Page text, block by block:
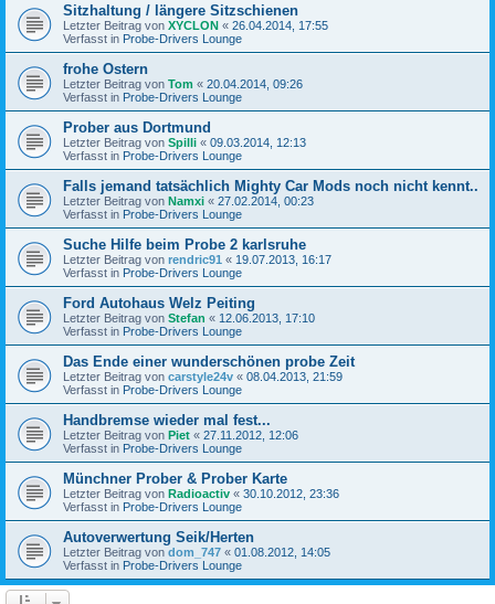
Sitzhaltung / längere Sitzschienen
Letzter Beitrag von XYCLON « 26.04.2014, 17:55
Verfasst in Probe-Drivers Lounge
frohe Ostern
Letzter Beitrag von Tom « 20.04.2014, 09:26
Verfasst in Probe-Drivers Lounge
Prober aus Dortmund
Letzter Beitrag von Spilli « 09.03.2014, 12:13
Verfasst in Probe-Drivers Lounge
Falls jemand tatsächlich Mighty Car Mods noch nicht kennt..
Letzter Beitrag von Namxi « 27.02.2014, 00:23
Verfasst in Probe-Drivers Lounge
Suche Hilfe beim Probe 2 karlsruhe
Letzter Beitrag von rendric91 « 19.07.2013, 16:17
Verfasst in Probe-Drivers Lounge
Ford Autohaus Welz Peiting
Letzter Beitrag von Stefan « 12.06.2013, 17:10
Verfasst in Probe-Drivers Lounge
Das Ende einer wunderschönen probe Zeit
Letzter Beitrag von carstyle24v « 08.04.2013, 21:59
Verfasst in Probe-Drivers Lounge
Handbremse wieder mal fest...
Letzter Beitrag von Piet « 27.11.2012, 12:06
Verfasst in Probe-Drivers Lounge
Münchner Prober & Prober Karte
Letzter Beitrag von Radioactiv « 30.10.2012, 23:36
Verfasst in Probe-Drivers Lounge
Autoverwertung Seik/Herten
Letzter Beitrag von dom_747 « 01.08.2012, 14:05
Verfasst in Probe-Drivers Lounge